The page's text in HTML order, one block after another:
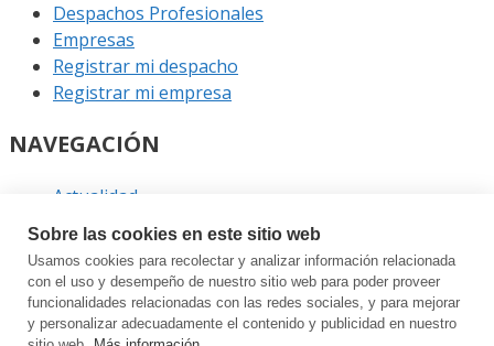
Despachos Profesionales
Empresas
Registrar mi despacho
Registrar mi empresa
NAVEGACIÓN
Actualidad
Podcast
Entrevistas
Eventos
ENLACES
Sobre las cookies en este sitio web
Usamos cookies para recolectar y analizar información relacionada
con el uso y desempeño de nuestro sitio web para poder proveer
funcionalidades relacionadas con las redes sociales, y para mejorar
y personalizar adecuadamente el contenido y publicidad en nuestro